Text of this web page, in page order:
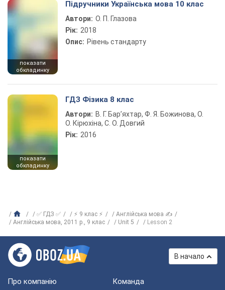
показати
обкладинку
Підручники Українська мова 10 клас
Автори: О. П. Глазова
Рік: 2018
Опис: Рівень стандарту
показати
обкладинку
ГДЗ Фізика 8 клас
Автори: В. Г. Бар’яхтар, Ф. Я. Божинова, О.
О. Кірюхіна, С. О. Довгий
Рік: 2016
✅ ГДЗ ✅ ⚡ 9 клас ⚡
Англійська мова ✍
Англійська мова, 2011 р., 9 клас
Unit 5 Lesson 2
В начало
Про компанію Команда